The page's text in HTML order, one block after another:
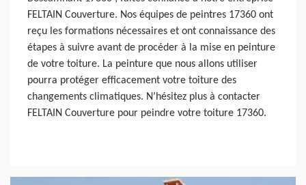
FELTAIN Couverture. Nos équipes de peintres 17360 ont
reçu les formations nécessaires et ont connaissance des
étapes à suivre avant de procéder à la mise en peinture
de votre toiture. La peinture que nous allons utiliser
pourra protéger efficacement votre toiture des
changements climatiques. N’hésitez plus à contacter
FELTAIN Couverture pour peindre votre toiture 17360.